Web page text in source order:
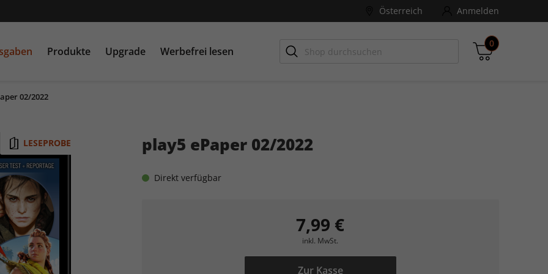
Österreich Anmelden
Produkte Upgrade Werbefrei lesen
0
Zwischensumme
02/2022
LESEPROBE play5 ePaper 02/2022
Direkt verfügbar
7,99 €
inkl. MwSt.
Zur Kasse